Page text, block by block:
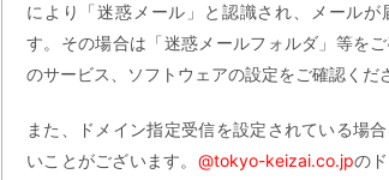
により「迷惑メール」と認識され、メールが
す。その場合は「迷惑メールフォルダ」等を
のサービス、ソフトウェアの設定をご確認くだ
また、ドメイン指定受信を設定されている場
いことがございます。 @tokyo-keizai.co.jpの